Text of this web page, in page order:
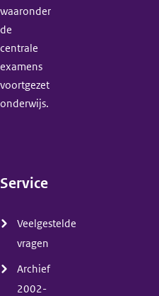
waaronder
de
centrale
examens
voortgezet
onderwijs.
Service
Veelgestelde
vragen
Archief
2002-